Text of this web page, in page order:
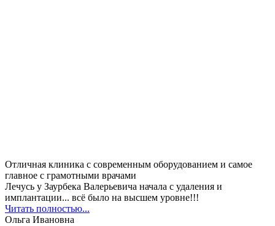
Отличная клиника с современным оборудованием и самое
главное с грамотными врачами
Лечусь у Заурбека Валерьевича начала с удаления и
имплантации... всё было на высшем уровне!!!
Читать полностью...
Ольга Ивановна